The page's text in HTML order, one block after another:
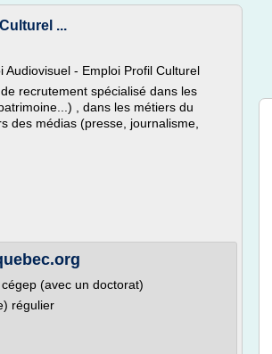
...
- Emploi Profil Culturel
recrutement spécialisé dans les
, dans les métiers du
des médias (presse, journalisme,
(avec un doctorat)
régulier